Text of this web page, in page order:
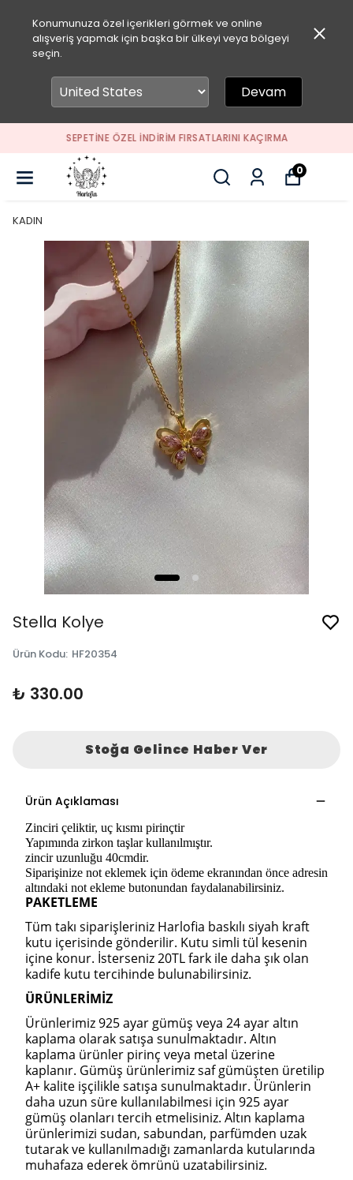
Konumunuza özel içerikleri görmek ve online
alışveriş yapmak için başka bir ülkeyi veya bölgeyi
seçin.
Devam
SEPETİNE ÖZEL İNDİRİM FIRSATLARINI KAÇIRMA
0
KADIN
Stella Kolye
Ürün Kodu: HF20354
₺ 330.00
Stoğa Gelince Haber Ver
Ürün Açıklaması
Zinciri çeliktir, uç kısmı pirinçtir
Yapımında zirkon taşlar kullanılmıştır.
zincir uzunluğu 40cmdir.
Siparişinize not eklemek için ödeme ekranından önce adresin
altındaki not ekleme butonundan faydalanabilirsiniz.
PAKETLEME
Tüm takı siparişleriniz Harlofia baskılı siyah kraft
kutu içerisinde gönderilir. Kutu simli tül kesenin
içine konur. İsterseniz 20TL fark ile daha şık olan
kadife kutu tercihinde bulunabilirsiniz.
ÜRÜNLERİMİZ
Ürünlerimiz 925 ayar gümüş veya 24 ayar altın
kaplama olarak satışa sunulmaktadır. Altın
kaplama ürünler pirinç veya metal üzerine
kaplanır. Gümüş ürünlerimiz saf gümüşten üretilip
A+ kalite işçilikle satışa sunulmaktadır. Ürünlerin
daha uzun süre kullanılabilmesi için 925 ayar
gümüş olanları tercih etmelisiniz. Altın kaplama
ürünlerimizi sudan, sabundan, parfümden uzak
tutarak ve kullanılmadığı zamanlarda kutularında
muhafaza ederek ömrünü uzatabilirsiniz.